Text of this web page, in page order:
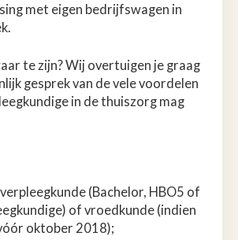
met eigen bedrijfswagen in
te zijn? Wij overtuigen je graag
gesprek van de vele voordelen
in de thuiszorg mag
(Bachelor, HBO5 of
of vroedkunde (indien
oktober 2018);